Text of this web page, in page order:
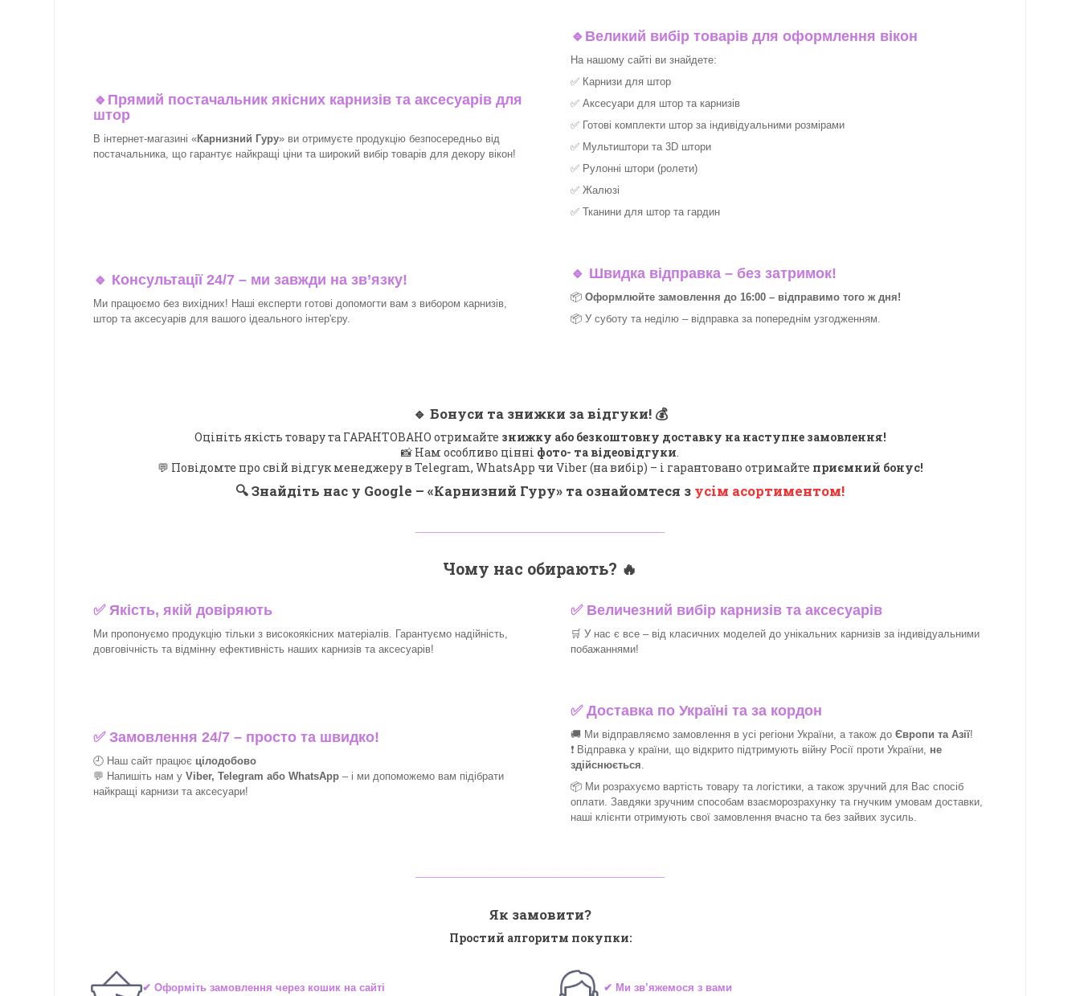
🔹 Прямий постачальник якісних карнизів та аксесуарів для
штор
В інтернет-магазині «Карнизний Гуру» ви отримуєте продукцію безпосередньо від
постачальника, що гарантує найкращі ціни та широкий вибір товарів для декору вікон!​
🔹 Великий вибір товарів для оформлення вікон
На нашому сайті ви знайдете:
✅ Карнизи для штор
✅ Аксесуари для штор та карнизів
✅ Готові комплекти штор за індивідуальними розмірами
✅ Мультиштори та 3D штори
✅ Рулонні штори (ролети)
✅ Жалюзі
✅ Тканини для штор та гардин
🔹 Консультації 24/7 – ми завжди на зв’язку!
Ми працюємо без вихідних! Наші експерти готові допомогти вам з вибором карнизів,
штор та аксесуарів для вашого ідеального інтер'єру.​
🔹 Швидка відправка – без затримок!
📦 Оформлюйте замовлення до 16:00 – відправимо того ж дня!
📦 У суботу та неділю – відправка за попереднім узгодженням.
🔹 Бонуси та знижки за відгуки! 💰
Оцініть якість товару та ГАРАНТОВАНО отримайте знижку або безкоштовну доставку на наступне замовлення!
📸 Нам особливо цінні фото- та відеовідгуки.
💬 Повідомте про свій відгук менеджеру в Telegram, WhatsApp чи Viber (на вибір) – і гарантовано отримайте приємний бонус!
🔍Знайдіть нас у Google – «Карнизний Гуру» та ознайомтеся з усім асортиментом!
Чому нас обирають? 🔥
✅Якість, якій довіряють
Ми пропонуємо продукцію тільки з високоякісних матеріалів. Гарантуємо надійність,
довговічність та відмінну ефективність наших карнизів та аксесуарів!​
✅ Величезний вибір карнизів та аксесуарів
🛒 У нас є все – від класичних моделей до унікальних карнизів за індивідуальними
побажаннями!​
✅Замовлення 24/7 – просто та швидко!
🕘 Наш сайт працює цілодобово
💬 Напишіть нам у Viber, Telegram або WhatsApp – і ми допоможемо вам підібрати
найкращі карнизи та аксесуари!
✅Доставка по Україні та за кордон
🚚 Ми відправляємо замовлення в усі регіони України, а також до Європи та Азії!
❗ Відправка у країни, що відкрито підтримують війну Росії проти України, не
здійснюється.
📦 Ми розрахуємо вартість товару та логістики, а також зручний для Вас спосіб
оплати. Завдяки зручним способам взаєморозрахунку та гнучким умовам доставки,
наші клієнти отримують свої замовлення вчасно та без зайвих зусиль.
Як замовити?
Простий алгоритм покупки:
✔ Оформіть замовлення через кошик на сайті
✔ Ми зв’яжемося з вами